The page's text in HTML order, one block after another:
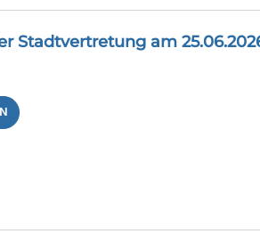
Stadtvertretung am